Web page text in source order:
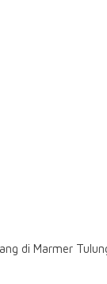
di Marmer